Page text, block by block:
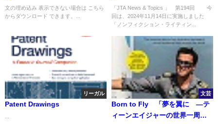
文の埋め込み 表示できない場合は こちら
からダウンロード できます。...
「JTA News & Topics 」 第194回 今
回は、2024年11月14日に実施しました
「ノンフィクション・ライティン...
リーガル
Patent Drawings
...
文芸
Born to Fly 「夢を翼に ―テ
ィーンエイジャーの世界一周単